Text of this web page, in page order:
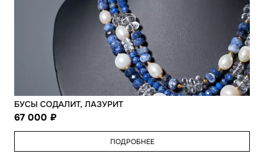
БУСЫ СОДАЛИТ, ЛАЗУРИТ
67 000
ПОДРОБНЕЕ